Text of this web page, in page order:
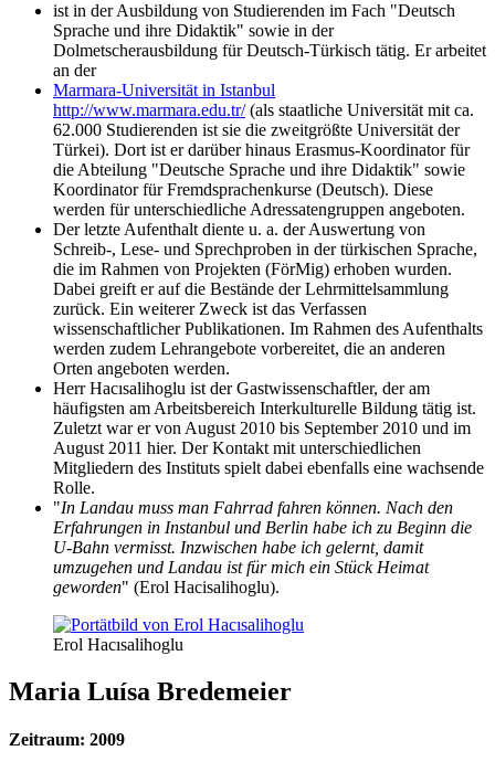
ist in der Ausbildung von Studierenden im Fach "Deutsch
Sprache und ihre Didaktik" sowie in der
Dolmetscherausbildung für Deutsch-Türkisch tätig. Er arbeitet
an der
Marmara-Universität in Istanbul
http://www.marmara.edu.tr/(als staatliche Universität mit ca.
62.000 Studierenden ist sie die zweitgrößte Universität der
Türkei). Dort ist er darüber hinaus Erasmus-Koordinator für
die Abteilung "Deutsche Sprache und ihre Didaktik" sowie
Koordinator für Fremdsprachenkurse (Deutsch). Diese
werden für unterschiedliche Adressatengruppen angeboten.
Der letzte Aufenthalt diente u. a. der Auswertung von
Schreib-, Lese- und Sprechproben in der türkischen Sprache,
die im Rahmen von Projekten (FörMig) erhoben wurden.
Dabei greift er auf die Bestände der Lehrmittelsammlung
zurück. Ein weiterer Zweck ist das Verfassen
wissenschaftlicher Publikationen. Im Rahmen des Aufenthalts
werden zudem Lehrangebote vorbereitet, die an anderen
Orten angeboten werden.
Herr Hacısalihoglu ist der Gastwissenschaftler, der am
häufigsten am Arbeitsbereich Interkulturelle Bildung tätig ist.
Zuletzt war er von August 2010 bis September 2010 und im
August 2011 hier. Der Kontakt mit unterschiedlichen
Mitgliedern des Instituts spielt dabei ebenfalls eine wachsende
Rolle.
"In Landau muss man Fahrrad fahren können. Nach den
Erfahrungen in Instanbul und Berlin habe ich zu Beginn die
U-Bahn vermisst. Inzwischen habe ich gelernt, damit
umzugehen und Landau ist für mich ein Stück Heimat
geworden" (Erol Hacisalihoglu).
Erol Hacısalihoglu
Maria Luísa Bredemeier
Zeitraum: 2009